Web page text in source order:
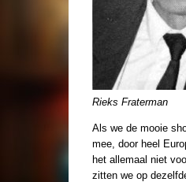
Rieks Fraterman
Als we de mooie
mee, door heel
het allemaal niet
zitten we op